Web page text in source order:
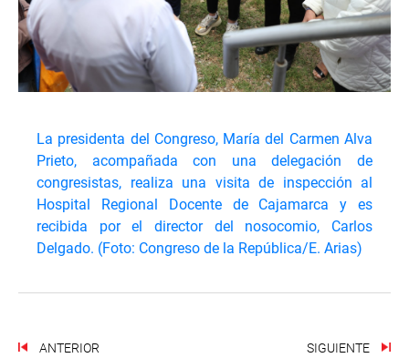
La presidenta del Congreso, María del Carmen Alva
Prieto, acompañada con una delegación de
congresistas, realiza una visita de inspección al
Hospital Regional Docente de Cajamarca y es
recibida por el director del nosocomio, Carlos
Delgado. (Foto: Congreso de la República/E. Arias)
ANTERIOR SIGUIENTE